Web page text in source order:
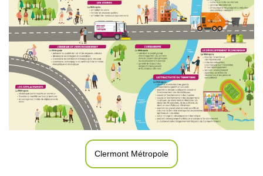
Clermont Métropole